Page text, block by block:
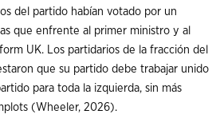
del partido habían votado por un
que enfrente al primer ministro y al
UK. Los partidarios de la fracción del
que su partido debe trabajar unido
para toda la izquierda, sin más
(Wheeler, 2026).